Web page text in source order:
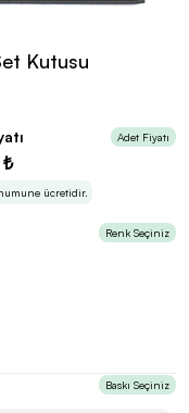
Kutusu
Adet Fiyatı
₺
numune ücretidir.
Renk Seçiniz
Baskı Seçiniz